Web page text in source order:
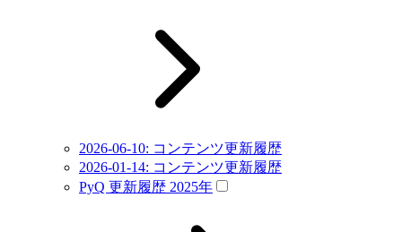
2026-06-10: コンテンツ更新履歴
2026-01-14: コンテンツ更新履歴
PyQ 更新履歴 2025年